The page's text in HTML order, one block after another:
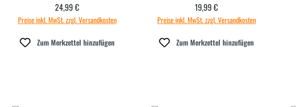
Regulärer Preis:
24,99 €
Preise inkl. MwSt. zzgl. Versandkosten
Zum Merkzettel hinzufügen
Regulärer Preis:
19,99 €
Preise inkl. MwSt. zzgl. Versandkosten
Zum Merkzettel hinzufügen